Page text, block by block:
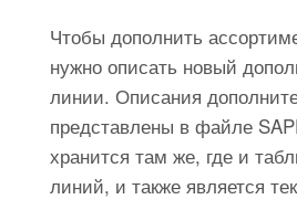
Чтобы дополнить
нужно описать новый
линии. Описания
представлены в файле
хранится там же, где и
линий, и также является